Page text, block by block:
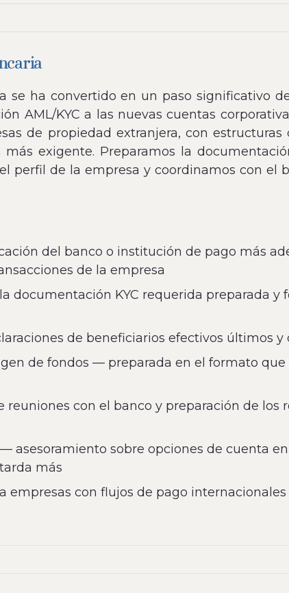
ha convertido en un paso significativo
AML/KYC a las nuevas cuentas
de propiedad extranjera, con
exigente. Preparamos la
perfil de la empresa y coordinamos con el
del banco o institución de pago más
de la empresa
documentación KYC requerida preparada y
de beneficiarios efectivos últimos
de fondos — preparada en el formato
con el banco y preparación de los
asesoramiento sobre opciones de cuenta
más
con flujos de pago